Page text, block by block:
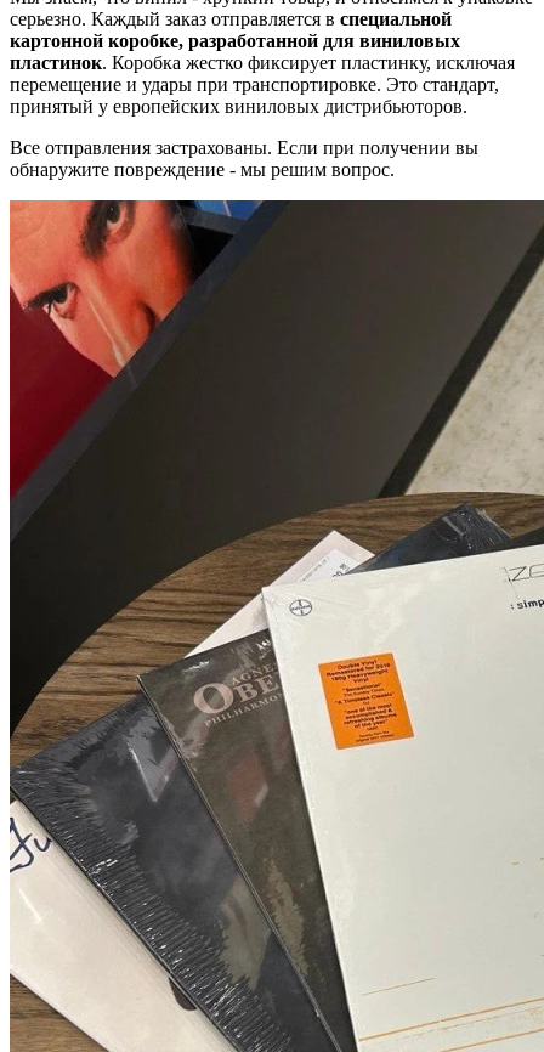
серьезно. Каждый заказ отправляется в специальной
картонной коробке, разработанной для виниловых
пластинок. Коробка жестко фиксирует пластинку, исключая
перемещение и удары при транспортировке. Это стандарт,
принятый у европейских виниловых дистрибьюторов.
Все отправления застрахованы. Если при получении вы
обнаружите повреждение - мы решим вопрос.